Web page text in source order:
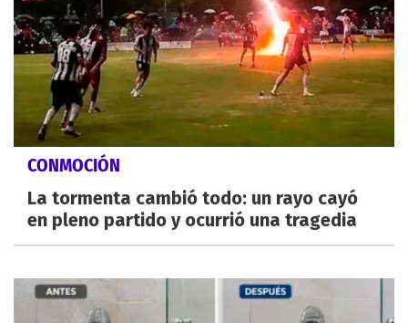
CONMOCIÓN
La tormenta cambió todo: un rayo cayó
en pleno partido y ocurrió una tragedia